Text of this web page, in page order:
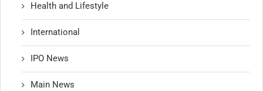
Health and Lifestyle
International
IPO News
Main News